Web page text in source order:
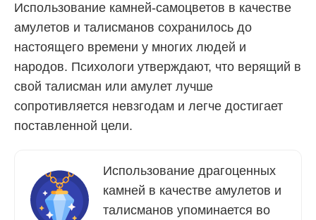
Использование камней-самоцветов в качестве
амулетов и талисманов сохранилось до
настоящего времени у многих людей и
народов. Психологи утверждают, что верящий в
свой талисман или амулет лучше
сопротивляется невзгодам и легче достигает
поставленной цели.
Использование драгоценных
камней в качестве амулетов и
талисманов упоминается во